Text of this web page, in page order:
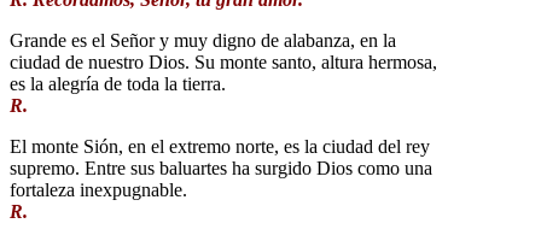
Grande es el Señor y muy digno de alabanza, en la
ciudad de nuestro Dios. Su monte santo, altura hermosa,
es la alegría de toda la tierra.
R.
El monte Sión, en el extremo norte, es la ciudad del rey
supremo. Entre sus baluartes ha surgido Dios como una
fortaleza inexpugnable.
R.